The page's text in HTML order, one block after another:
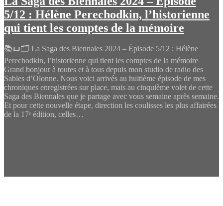
5/12 : Hélène Perechodkin, l’historienne
qui tient les comptes de la mémoire
📚📜🗂️ La Saga des Biennales 2024 – Épisode 5/12 : Hélène
Perechodkin, l’historienne qui tient les comptes de la mémoire
Grand bonjour à toutes et à tous depuis mon studio de radio des
Sables d’Olonne. Nous voici arrivés au huitième épisode de mes
chroniques enregistrées sur place, mais au cinquième volet de cette
Saga des Biennales que je partage avec vous semaine après semaine.
Et pour cette nouvelle étape, direction les coulisses les plus affairées
de la 17ᵉ édition, celles…